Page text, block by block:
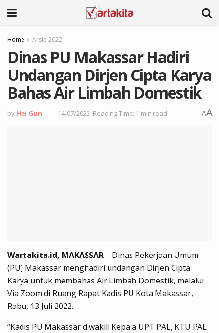
Home Arsip 2022
Dinas PU Makassar Hadiri
Undangan Dirjen Cipta Karya
Bahas Air Limbah Domestik
by Hei Gun 14/07/2022 Reading Time: 1 min read AA
Wartakita.id, MAKASSAR – Dinas Pekerjaan Umum
(PU) Makassar menghadiri undangan Dirjen Cipta
Karya untuk membahas Air Limbah Domestik, melalui
Via Zoom di Ruang Rapat Kadis PU Kota Makassar,
Rabu, 13 Juli 2022.
“Kadis PU Makassar diwakili Kepala UPT PAL, KTU PAL